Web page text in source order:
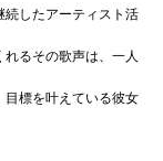
続したアーティスト活
るその歌声は、一人
目標を叶えている彼女